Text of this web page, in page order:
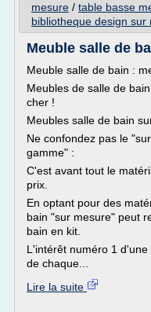
mesure / table basse
bibliotheque design sur
Meuble salle de
Meuble salle de bain :
Meubles de salle de
cher !
Meubles salle de bain
Ne confondez pas le
gamme" :
C'est avant tout le
prix.
En optant pour des
bain "sur mesure" peut
bain en kit.
L'intérêt numéro 1
de chaque...
Lire la suite